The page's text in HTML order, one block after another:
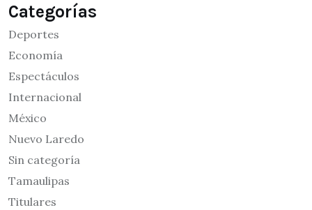
Categorías
Deportes
Economía
Espectáculos
Internacional
México
Nuevo Laredo
Sin categoría
Tamaulipas
Titulares